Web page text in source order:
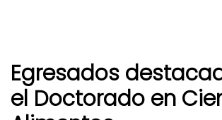
Egresados
el Doctorado en